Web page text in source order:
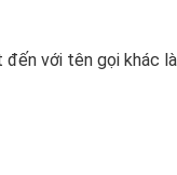
với tên gọi khác